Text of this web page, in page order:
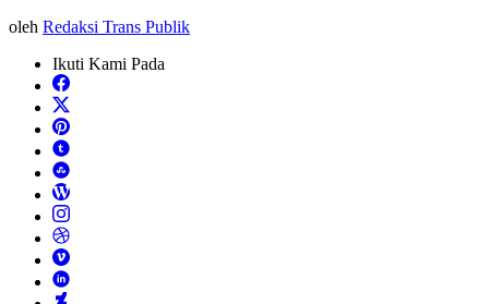
oleh Redaksi Trans Publik
Ikuti Kami Pada